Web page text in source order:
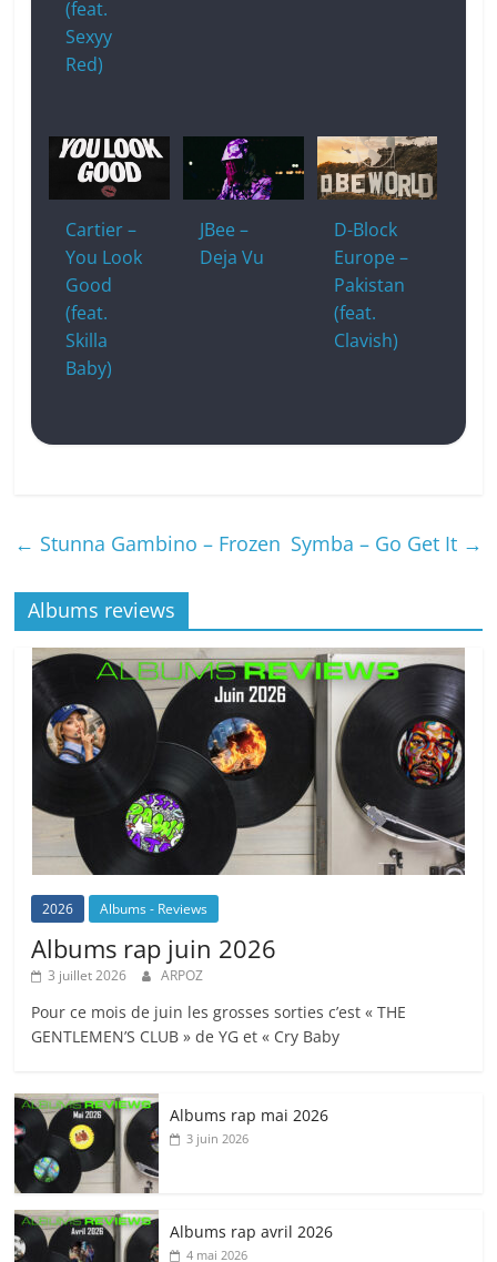
(feat.
Sexyy
Red)
Cartier –
You Look
Good
(feat.
Skilla
Baby)
JBee –
Deja Vu
D-Block
Europe –
Pakistan
(feat.
Clavish)
← Stunna Gambino – Frozen Symba – Go Get It →
Albums reviews
2026 Albums - Reviews
Albums rap juin 2026
3 juillet 2026 ARPOZ
Pour ce mois de juin les grosses sorties c’est « THE
GENTLEMEN’S CLUB » de YG et « Cry Baby
Albums rap mai 2026
3 juin 2026
Albums rap avril 2026
4 mai 2026